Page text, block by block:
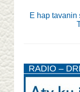
E hap tavanin
RADIO –